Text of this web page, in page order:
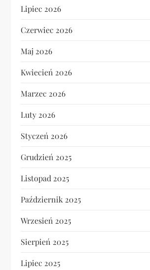
Lipiec 2026
Czerwiec 2026
Maj 2026
Kwiecień 2026
Marzec 2026
Luty 2026
Styczeń 2026
Grudzień 2025
Listopad 2025
Październik 2025
Wrzesień 2025
Sierpień 2025
Lipiec 2025